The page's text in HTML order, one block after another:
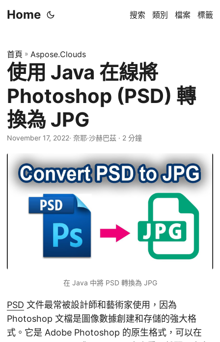
Home 搜索 類別 檔案 標籤
首頁 » Aspose.Clouds
使用 Java 在線將
Photoshop (PSD) 轉
換為 JPG
November 17, 2022· 奈耶·沙赫巴茲 · 2 分鐘
在 Java 中將 PSD 轉換為 JPG
PSD 文件最常被設計師和藝術家使用，因為
Photoshop 文檔是圖像數據創建和存儲的強大格
式。它是 Adobe Photoshop 的原生格式，可以在